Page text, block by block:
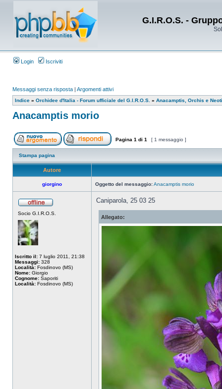
G.I.R.O.S. -
Login Iscriviti
Messaggi senza risposta | Argomenti attivi
Indice » Orchidee d'Italia - Forum ufficiale del G.I.R.O.S. » Anacamptis, Orchis e
Anacamptis morio
Pagina 1 di 1 [ 1 messaggio ]
Stampa pagina
Autore
giorgino Oggetto del messaggio:Anacamptis morio
Socio G.I.R.O.S.
Iscritto il: 7 luglio 2011, 21:38
Messaggi: 328
Località: Fosdinovo (MS)
Nome: Giorgio
Cognome: Saporiti
Località: Fosdinovo (MS)
Caniparola, 25 03 25
Allegato: